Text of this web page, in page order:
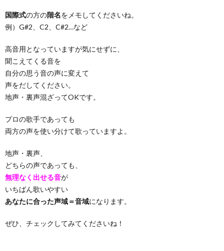
国際式の方の階名をメモしてくださいね。
例）G#2、C2、C#2…など
高音用となっていますが気にせずに、
聞こえてくる音を
自分の思う音の声に変えて
声をだしてください。
地声・裏声混ざってOKです。
プロの歌手であっても
両方の声を使い分けて歌っていますよ。
地声・裏声、
どちらの声であっても、
無理なく出せる音が
いちばん歌いやすい
あなたに合った声域＝音域になります。
ぜひ、チェックしてみてくださいね！